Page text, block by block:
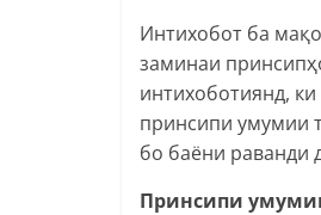
Интихобот ба
заминаи
интихоботиянд,
принсипи умумии
бо баёни раванди
Принсипи